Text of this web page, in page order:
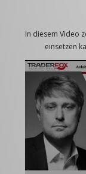
In diesem Video
einsetzen